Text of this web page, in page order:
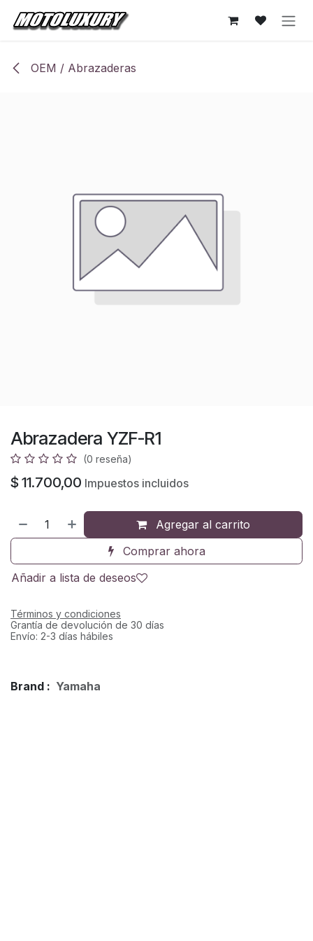
Ir al contenido
OEM / Abrazaderas
Abrazadera YZF-R1
(0 reseña)
$ 11.700,00 Impuestos incluidos
Agregar al carrito
Comprar ahora
Añadir a lista de deseos
Términos y condiciones
Grantía de devolución de 30 días
Envío: 2-3 días hábiles
Brand : Yamaha